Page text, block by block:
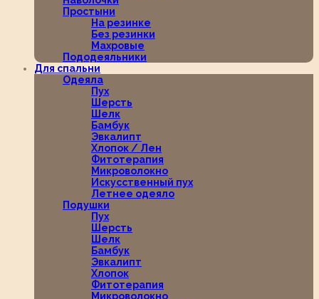
Простыни
На резинке
Без резинки
Махровые
Пододеяльники
Для спальни
Одеяла
Пух
Шерсть
Шелк
Бамбук
Эвкалипт
Хлопок / Лен
Фитотерапия
Микроволокно
Искусственный пух
Летнее одеяло
Подушки
Пух
Шерсть
Шелк
Бамбук
Эвкалипт
Хлопок
Фитотерапия
Микроволокно